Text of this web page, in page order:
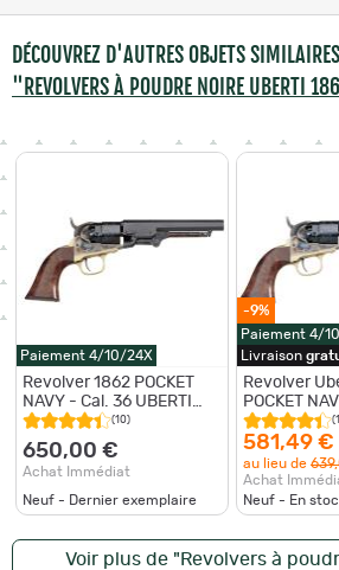
DÉCOUVREZ D'AUTRES OBJETS
"REVOLVERS À POUDRE NOIRE UBERTI
Paiement 4/10/24X
Revolver 1862 POCKET
NAVY - Cal. 36 UBERTI
REVOLVER 1862 POCKET
NAVY Cal. 36
(10)
650,00 €
Achat Immédiat
Neuf - Dernier exemplaire
-9%
Paiement 4/
Livraison
Revolver
POCKET
Canon de
581,49 €
au lieu de
Achat
Neuf - En
Voir plus de "Revolvers à